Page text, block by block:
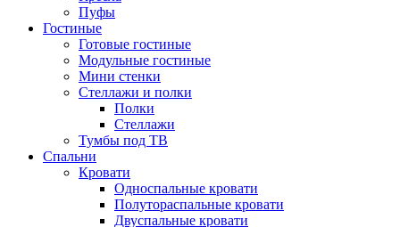
Пуфы
Гостиные
Готовые гостиные
Модульные гостиные
Мини стенки
Стеллажи и полки
Полки
Стеллажи
Тумбы под ТВ
Спальни
Кровати
Односпальные кровати
Полутораспальные кровати
Двуспальные кровати